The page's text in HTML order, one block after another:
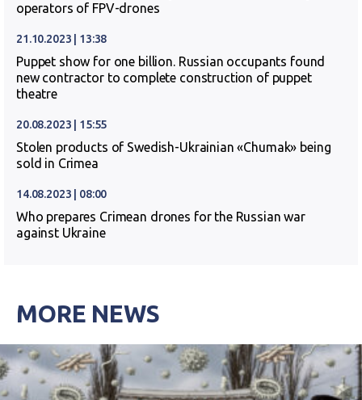
operators of FPV-drones
21.10.2023 | 13:38
Puppet show for one billion. Russian occupants found
new contractor to complete construction of puppet
theatre
20.08.2023 | 15:55
Stolen products of Swedish-Ukrainian «Chumak» being
sold in Crimea
14.08.2023 | 08:00
Who prepares Crimean drones for the Russian war
against Ukraine
MORE NEWS